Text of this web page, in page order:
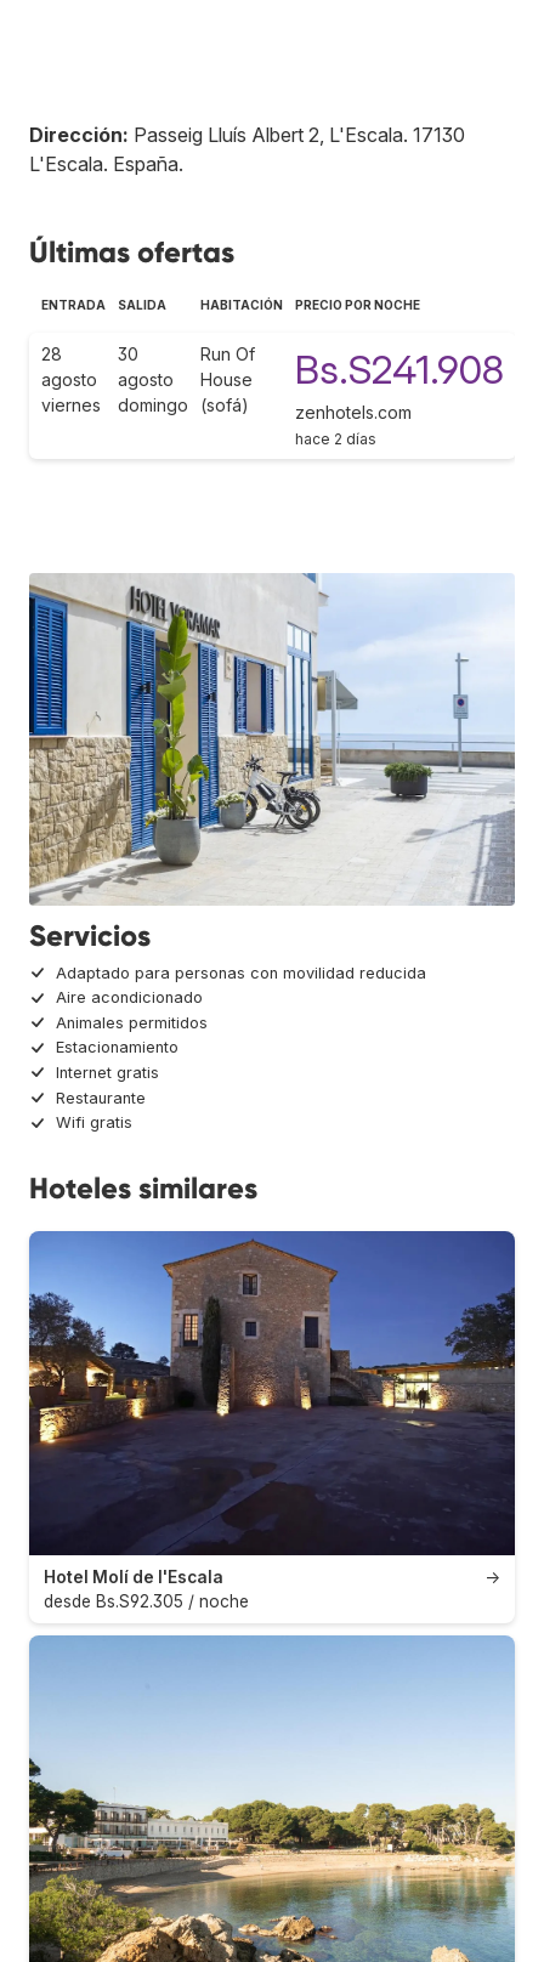
Dirección: Passeig Lluís Albert 2, L'Escala. 17130
L'Escala. España.
Últimas ofertas
ENTRADA SALIDA HABITACIÓN PRECIO POR NOCHE
28
agosto
viernes
30
agosto
domingo
Run Of
House
(sofá)
Bs.S241.908
zenhotels.com
hace 2 días
Servicios
Adaptado para personas con movilidad reducida
Aire acondicionado
Animales permitidos
Estacionamiento
Internet gratis
Restaurante
Wifi gratis
Hoteles similares
→
Hotel Molí de l'Escala
desde Bs.S92.305 / noche